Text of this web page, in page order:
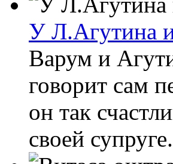
У Л.Агутина
Варум и
говорит сам
он так
своей